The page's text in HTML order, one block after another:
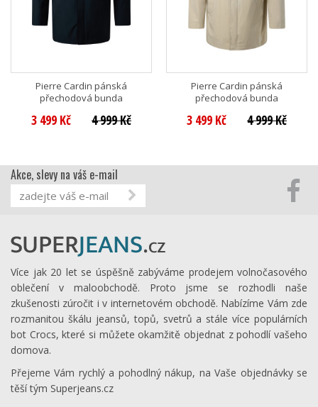
Pierre Cardin pánská
přechodová bunda
3 499 Kč 4 999 Kč
Pierre Cardin pánská
přechodová bunda
3 499 Kč 4 999 Kč
Akce, slevy na váš e-mail
Více jak 20 let se úspěšně zabýváme prodejem volnočasového
oblečení v maloobchodě. Proto jsme se rozhodli naše
zkušenosti zúročit i v internetovém obchodě. Nabízíme Vám zde
rozmanitou škálu jeansů, topů, svetrů a stále více populárních
bot Crocs, které si můžete okamžitě objednat z pohodlí vašeho
domova.
Přejeme Vám rychlý a pohodlný nákup, na Vaše objednávky se
těší tým Superjeans.cz